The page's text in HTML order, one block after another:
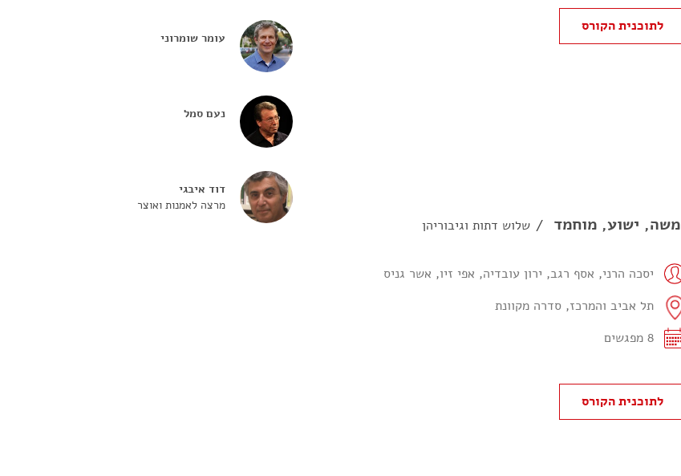
לתוכנית הקורס
משה, ישוע, מוחמד שלוש דתות וגיבוריהן
יסכה הרני, אסף רגב, ירון עובדיה, אפי זיו, אשר גניס
תל אביב והמרכז, סדרה מקוונת
8 מפגשים
לתוכנית הקורס
עומר שומרוני
נעם סמל
דוד איבגי
מרצה לאמנות ואוצר